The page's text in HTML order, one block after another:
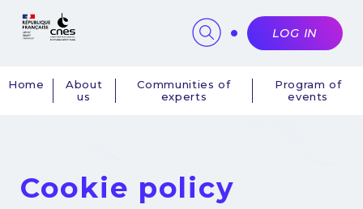
Navigation
Home
About
us
Communities of
experts
Program of
events
LOG IN
Cookie policy